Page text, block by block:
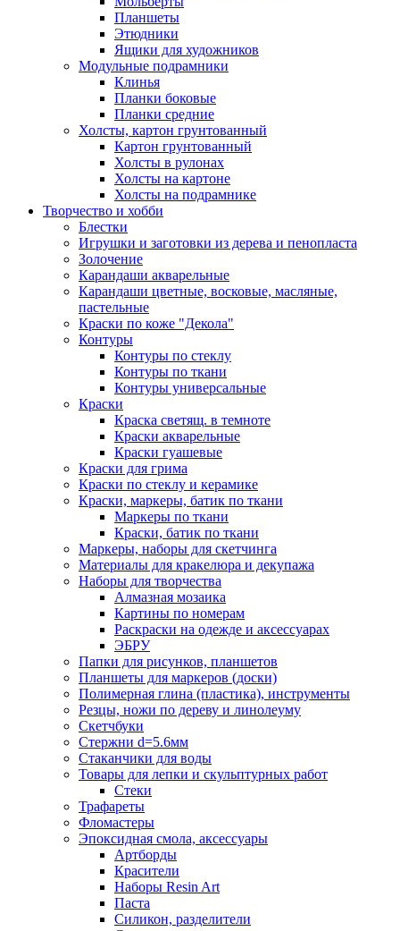
Планшеты
Этюдники
Ящики для художников
Модульные подрамники
Клинья
Планки боковые
Планки средние
Холсты, картон грунтованный
Картон грунтованный
Холсты в рулонах
Холсты на картоне
Холсты на подрамнике
Творчество и хобби
Блестки
Игрушки и заготовки из дерева и пенопласта
Золочение
Карандаши акварельные
Карандаши цветные, восковые, масляные,
пастельные
Краски по коже "Декола"
Контуры
Контуры по стеклу
Контуры по ткани
Контуры универсальные
Краски
Краска светящ. в темноте
Краски акварельные
Краски гуашевые
Краски для грима
Краски по стеклу и керамике
Краски, маркеры, батик по ткани
Маркеры по ткани
Краски, батик по ткани
Маркеры, наборы для скетчинга
Материалы для кракелюра и декупажа
Наборы для творчества
Алмазная мозаика
Картины по номерам
Раскраски на одежде и аксессуарах
ЭБРУ
Папки для рисунков, планшетов
Планшеты для маркеров (доски)
Полимерная глина (пластика), инструменты
Резцы, ножи по дереву и линолеуму
Скетчбуки
Стержни d=5.6мм
Стаканчики для воды
Товары для лепки и скульптурных работ
Стеки
Трафареты
Фломастеры
Эпоксидная смола, аксессуары
Артборды
Красители
Наборы Resin Art
Паста
Силикон, разделители